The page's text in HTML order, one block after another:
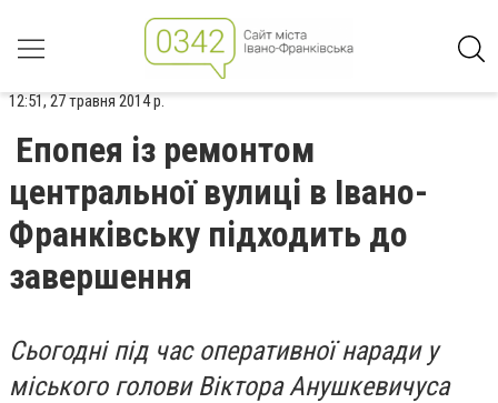
12:51, 27 травня 2014 р.
Епопея із ремонтом
центральної вулиці в Івано-
Франківську підходить до
завершення
Сьогодні під час оперативної наради у
міського голови Віктора Анушкевичуса